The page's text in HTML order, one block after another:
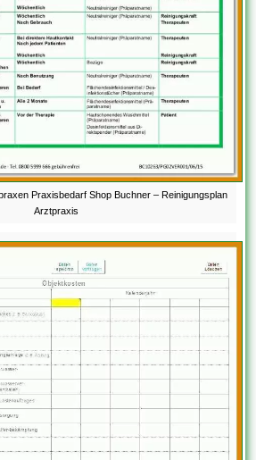
Praxisbedarf Shop Buchner – Reinigungsplan
Arztpraxis